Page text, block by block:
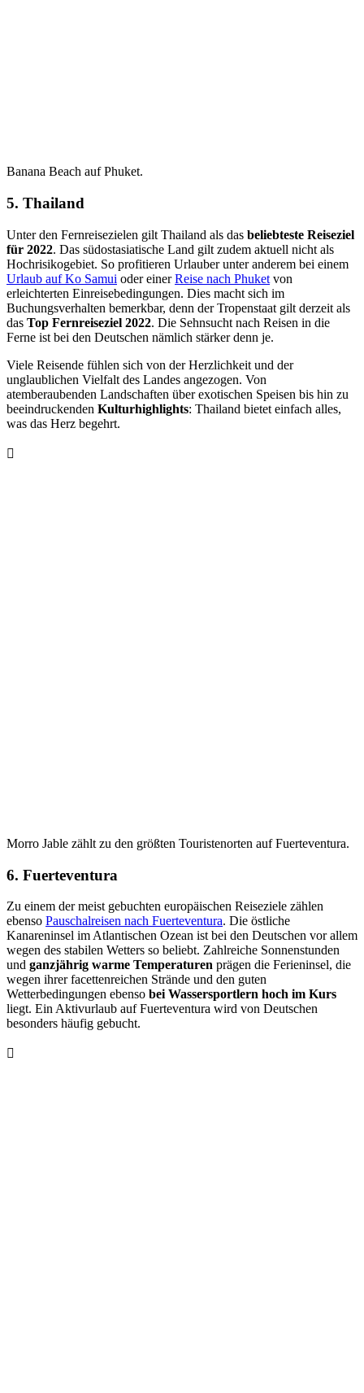
Banana Beach auf Phuket.
5. Thailand
Unter den Fernreisezielen gilt Thailand als das beliebteste Reiseziel
für 2022. Das südostasiatische Land gilt zudem aktuell nicht als
Hochrisikogebiet. So profitieren Urlauber unter anderem bei einem
Urlaub auf Ko Samui oder einerReise nach Phuket von
erleichterten Einreisebedingungen. Dies macht sich im
Buchungsverhalten bemerkbar, denn der Tropenstaat gilt derzeit als
das Top Fernreiseziel 2022. Die Sehnsucht nach Reisen in die
Ferne ist bei den Deutschen nämlich stärker denn je.
Viele Reisende fühlen sich von der Herzlichkeit und der
unglaublichen Vielfalt des Landes angezogen. Von
atemberaubenden Landschaften über exotischen Speisen bis hin zu
beeindruckenden Kulturhighlights: Thailand bietet einfach alles,
was das Herz begehrt.
Morro Jable zählt zu den größten Touristenorten auf Fuerteventura.
6. Fuerteventura
Zu einem der meist gebuchten europäischen Reiseziele zählen
ebenso Pauschalreisen nach Fuerteventura. Die östliche
Kanareninsel im Atlantischen Ozean ist bei den Deutschen vor allem
wegen des stabilen Wetters so beliebt. Zahlreiche Sonnenstunden
und ganzjährig warme Temperaturen prägen die Ferieninsel, die
wegen ihrer facettenreichen Strände und den guten
Wetterbedingungen ebenso bei Wassersportlern hoch im Kurs
liegt. Ein Aktivurlaub auf Fuerteventura wird von Deutschen
besonders häufig gebucht.